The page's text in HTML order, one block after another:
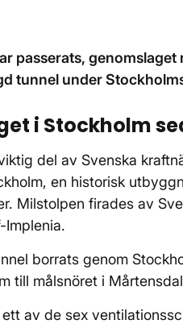
passerats,
tunnel under
i Stockholm
del av Svenska
en historisk
Milstolpen firades av
Implenia.
borrats genom
till målsnöret i
av de sex